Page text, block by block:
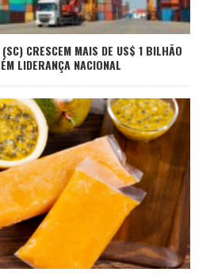
CRESCEM MAIS DE US$ 1 BILHÃO
LIDERANÇA NACIONAL